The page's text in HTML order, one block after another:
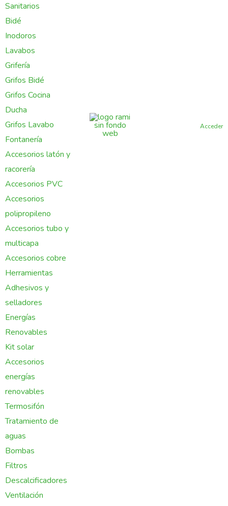
Sanitarios
Bidé
Inodoros
Lavabos
Grifería
Grifos Bidé
Grifos Cocina
Ducha
Grifos Lavabo
Fontanería
Accesorios latón y
racorería
Accesorios PVC
Accesorios
polipropileno
Accesorios tubo y
multicapa
Accesorios cobre
Herramientas
Adhesivos y
selladores
Energías
Renovables
Kit solar
Accesorios
energías
renovables
Termosifón
Tratamiento de
aguas
Bombas
Filtros
Descalcificadores
Ventilación
Acceder